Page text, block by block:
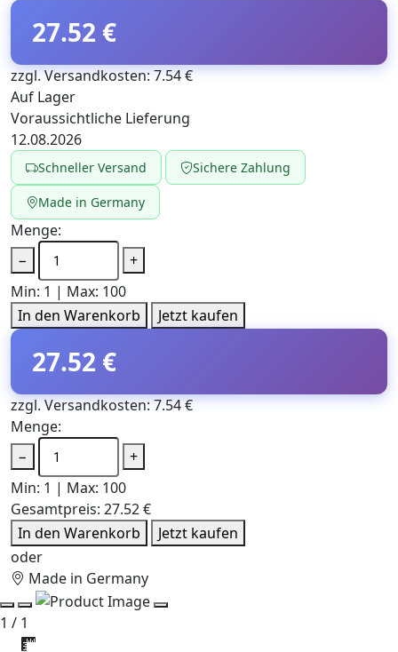
27.52 €
zzgl. Versandkosten: 7.54 €
Auf Lager
Voraussichtliche Lieferung
12.08.2026
Schneller Versand Sichere Zahlung
Made in Germany
Menge:
−
+
Min: 1 | Max: 100
In den Warenkorb
Jetzt kaufen
27.52 €
zzgl. Versandkosten: 7.54 €
Menge:
−
+
Min: 1 | Max: 100
Gesamtpreis: 27.52 €
In den Warenkorb
Jetzt kaufen
oder
Made in Germany
1 / 1